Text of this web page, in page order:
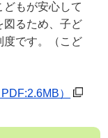
もが安心して
図るため、子ど
度です。（こど
PDF:2.6MB）